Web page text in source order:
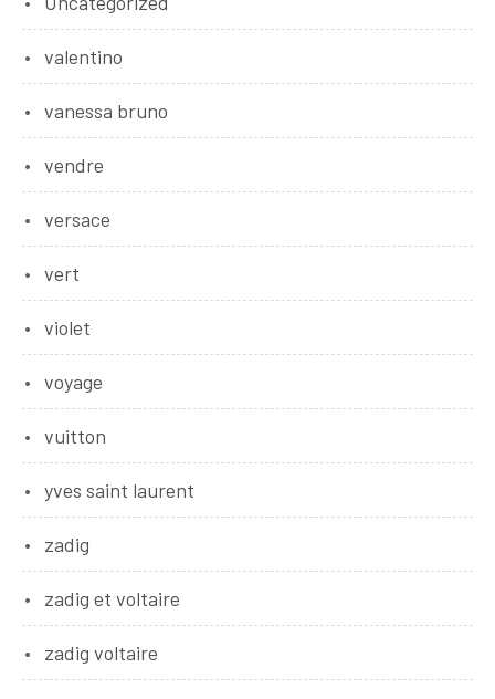
valentino
vanessa bruno
vendre
versace
vert
violet
voyage
vuitton
yves saint laurent
zadig
zadig et voltaire
zadig voltaire